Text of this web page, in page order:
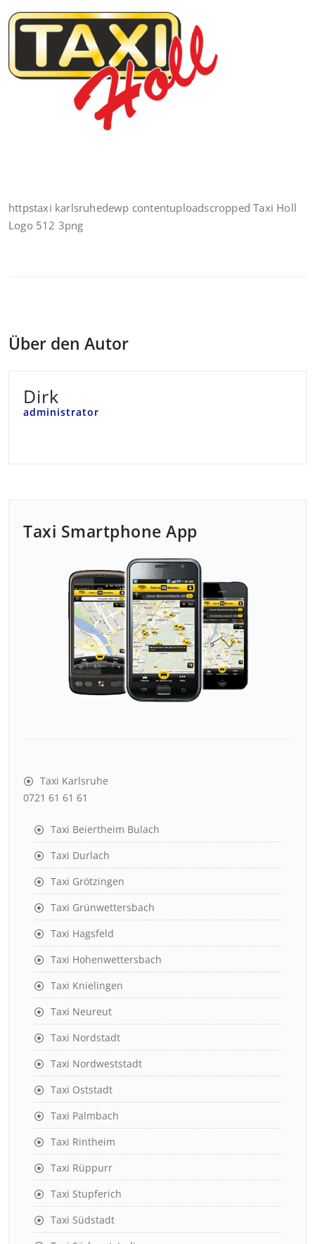
httpstaxi karlsruhedewp contentuploadscropped Taxi Holl
Logo 512 3png
Über den Autor
Dirk
administrator
Taxi Smartphone App
Taxi Karlsruhe
0721 61 61 61
Taxi Beiertheim Bulach
Taxi Durlach
Taxi Grötzingen
Taxi Grünwettersbach
Taxi Hagsfeld
Taxi Hohenwettersbach
Taxi Knielingen
Taxi Neureut
Taxi Nordstadt
Taxi Nordweststadt
Taxi Oststadt
Taxi Palmbach
Taxi Rintheim
Taxi Rüppurr
Taxi Stupferich
Taxi Südstadt